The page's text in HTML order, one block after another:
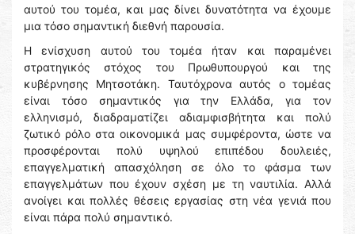
αυτού του τομέα, και μας δίνει δυνατότητα να έχουμε
μια τόσο σημαντική διεθνή παρουσία.
Η ενίσχυση αυτού του τομέα ήταν και παραμένει
στρατηγικός στόχος του Πρωθυπουργού και της
κυβέρνησης Μητσοτάκη. Ταυτόχρονα αυτός ο τομέας
είναι τόσο σημαντικός για την Ελλάδα, για τον
ελληνισμό, διαδραματίζει αδιαμφισβήτητα και πολύ
ζωτικό ρόλο στα οικονομικά μας συμφέροντα, ώστε να
προσφέρονται πολύ υψηλού επιπέδου δουλειές,
επαγγελματική απασχόληση σε όλο το φάσμα των
επαγγελμάτων που έχουν σχέση με τη ναυτιλία. Αλλά
ανοίγει και πολλές θέσεις εργασίας στη νέα γενιά που
είναι πάρα πολύ σημαντικό.